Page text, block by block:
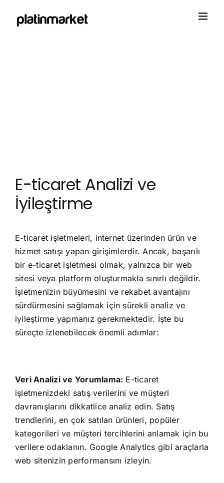
E-ticaret Analizi ve
İyileştirme
E-ticaret işletmeleri, internet üzerinden ürün ve
hizmet satışı yapan girişimlerdir. Ancak, başarılı
bir e-ticaret işletmesi olmak, yalnızca bir web
sitesi veya platform oluşturmakla sınırlı değildir.
İşletmenizin büyümesini ve rekabet avantajını
sürdürmesini sağlamak için sürekli analiz ve
iyileştirme yapmanız gerekmektedir. İşte bu
süreçte izlenebilecek önemli adımlar:
Veri Analizi ve Yorumlama: E-ticaret
işletmenizdeki satış verilerini ve müşteri
davranışlarını dikkatlice analiz edin. Satış
trendlerini, en çok satılan ürünleri, popüler
kategorileri ve müşteri tercihlerini anlamak için bu
verilere odaklanın. Google Analytics gibi araçlarla
web sitenizin performansını izleyin.